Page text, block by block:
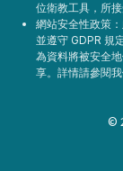
位衛教工具，所
網站安全性政策
並遵守 GDPR 規
為資料將被安全
享。詳情請參閱
©